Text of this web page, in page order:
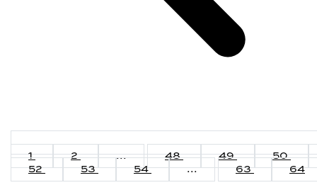
1 2 ... 48 49
50
52
53 54 ... 63 64